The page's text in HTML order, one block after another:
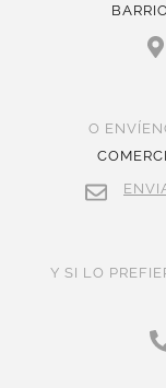
O
Y SI LO